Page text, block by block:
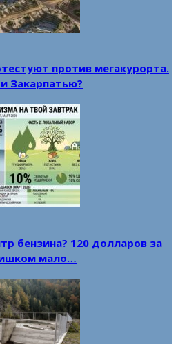
против мегакурорта.
Закарпатью?
бензина? 120 долларов за
мало…